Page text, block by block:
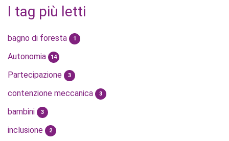
I tag più letti
bagno di foresta 1
Autonomia 14
Partecipazione 3
contenzione meccanica 3
bambini 3
inclusione 2